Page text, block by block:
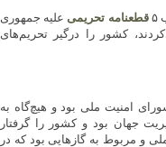
۵ قطعنامه تحریمی علیه جمهوری
کشور را درگیر تحریم‌های
امنیت ملی بود و هیچ‌گاه به
جهان بود و کشور را گرفتار
و مربوط به گازهایی بود که در